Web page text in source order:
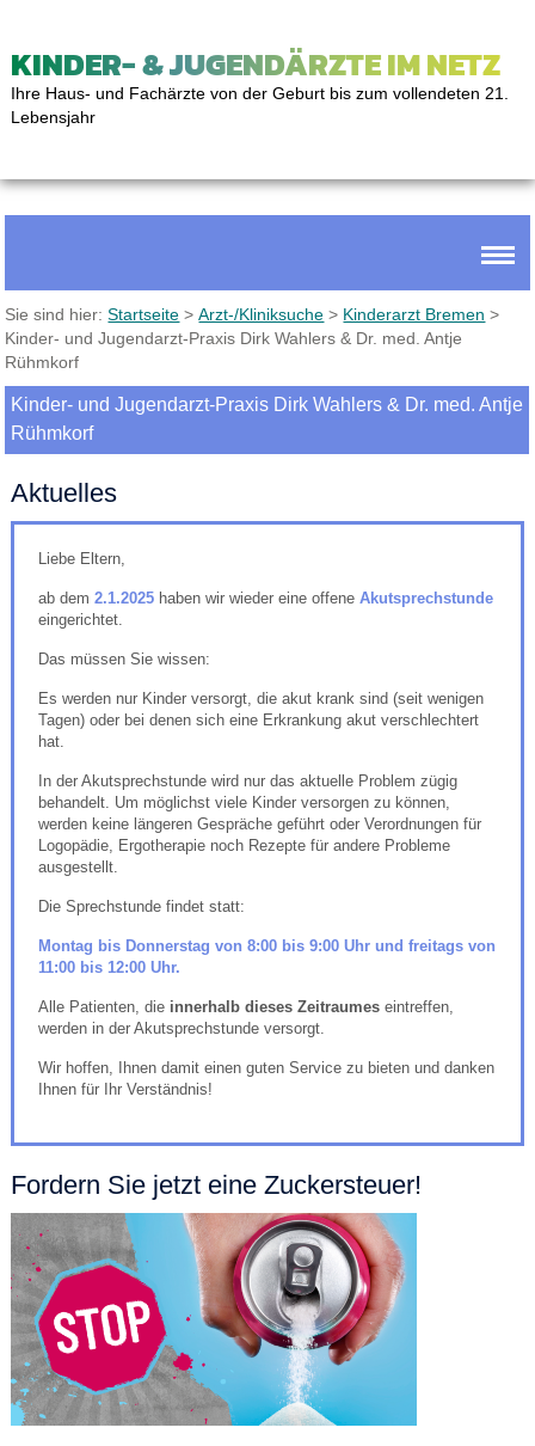
KINDER- & JUGENDÄRZTE IM NETZ
Ihre Haus- und Fachärzte von der Geburt bis zum vollendeten 21.
Lebensjahr
Sie sind hier:Startseite >Arzt-/Kliniksuche > Kinderarzt Bremen >
Kinder- und Jugendarzt-Praxis Dirk Wahlers & Dr. med. Antje
Rühmkorf
Kinder- und Jugendarzt-Praxis Dirk Wahlers & Dr. med. Antje
Rühmkorf
Aktuelles
Liebe Eltern,
ab dem 2.1.2025haben wir wieder eine offene Akutsprechstunde
eingerichtet.
Das müssen Sie wissen:
Es werden nur Kinder versorgt, die akut krank sind (seit wenigen
Tagen) oder bei denen sich eine Erkrankung akut verschlechtert
hat.
In der Akutsprechstunde wird nur das aktuelle Problem zügig
behandelt. Um möglichst viele Kinder versorgen zu können,
werden keine längeren Gespräche geführt oder Verordnungen für
Logopädie, Ergotherapie noch Rezepte für andere Probleme
ausgestellt.
Die Sprechstunde findet statt:
Montag bis Donnerstag von 8:00 bis 9:00 Uhr und freitags von
11:00 bis 12:00 Uhr.
Alle Patienten, die innerhalb dieses Zeitraumeseintreffen,
werden in der Akutsprechstunde versorgt.
Wir hoffen, Ihnen damit einen guten Service zu bieten und danken
Ihnen für Ihr Verständnis!
Fordern Sie jetzt eine Zuckersteuer!